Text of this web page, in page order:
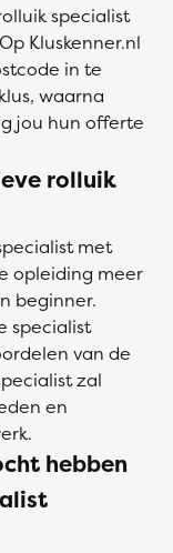
specialist
Kluskenner.nl
in te
waarna
jou hun offerte
rolluik
met
opleiding meer
beginner.
specialist
van de
zal
en
hebben